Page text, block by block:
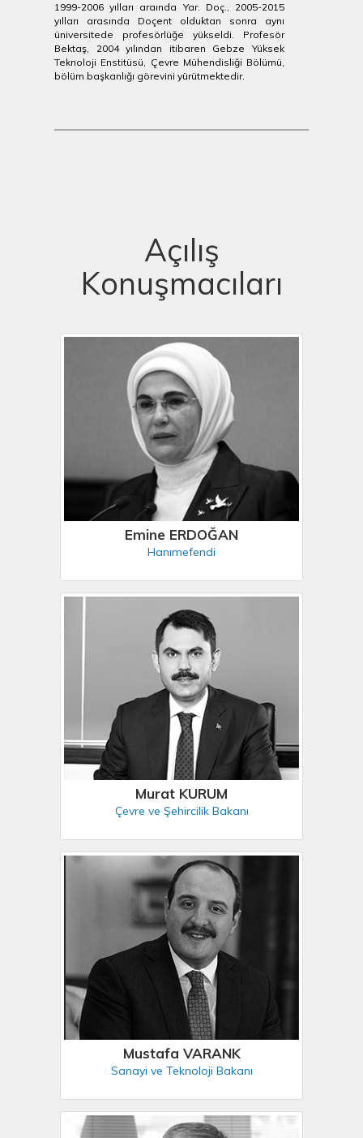
1999-2006 yılları araında Yar. Doç., 2005-2015
yılları arasında Doçent olduktan sonra aynı
üniversitede profesörlüğe yükseldi. Profesör
Bektaş, 2004 yılından itibaren Gebze Yüksek
Teknoloji Enstitüsü, Çevre Mühendisliği Bölümü,
bölüm başkanlığı görevini yürütmektedir.
Açılış
Konuşmacıları
Emine ERDOĞAN
Hanımefendi
Murat KURUM
Çevre ve Şehircilik Bakanı
Mustafa VARANK
Sanayi ve Teknoloji Bakanı